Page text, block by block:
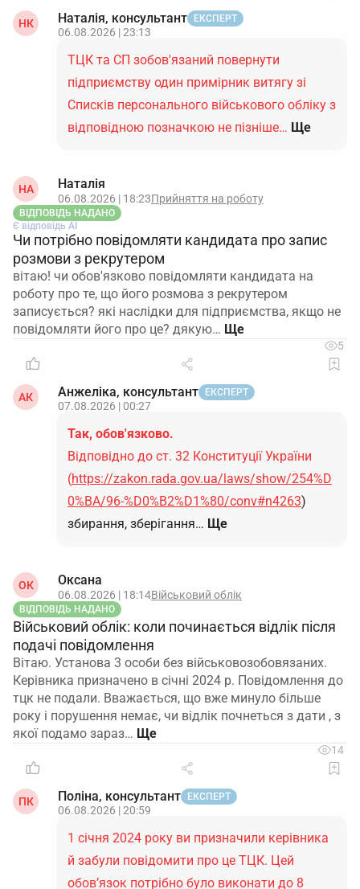
НК Наталія, консультант ЕКСПЕРТ
06.08.2026 | 23:13
ТЦК та СП зобов'язаний повернути
підприємству один примірник витягу зі
Списків персонального військового обліку з
відповідною позначкою не пізніше… Ще
НА Наталія
06.08.2026 | 18:23Прийняття на роботу
ВІДПОВІДЬ НАДАНО
Є відповідь АІ
Чи потрібно повідомляти кандидата про запис
розмови з рекрутером
вітаю! чи обов'язково повідомляти кандидата на
роботу про те, що його розмова з рекрутером
записується? які наслідки для підприємства, якщо не
повідомляти його про це? дякую…
5
АК Анжеліка, консультант ЕКСПЕРТ
07.08.2026 | 00:27
Так, обов'язково.
Відповідно до ст. 32 Конституції України
(https://zakon.rada.gov.ua/laws/show/254%D
0%BA/96-%D0%B2%D1%80/conv#n4263)
збирання, зберігання… Ще
ОК Оксана
06.08.2026 | 18:14Військовий облік
ВІДПОВІДЬ НАДАНО
Військовий облік: коли починається відлік після
подачі повідомлення
Вітаю. Установа 3 особи без військовозобовязаних.
Керівника призначено в січні 2024 р. Повідомлення до
тцк не подали. Вважається, що вже минуло більше
року і порушення немає, чи відлік почнеться з дати , з
якої подамо зараз…
14
ПК Поліна, консультант ЕКСПЕРТ
06.08.2026 | 20:59
1 січня 2024 року ви призначили керівника
й забули повідомити про це ТЦК. Цей
обов’язок потрібно було виконати до 8